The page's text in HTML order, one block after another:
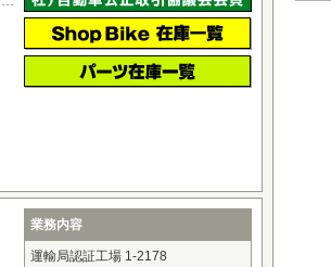
業務内容
運輸局認証工場 1-2178